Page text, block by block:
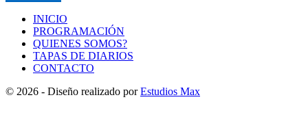
INICIO
PROGRAMACIÓN
QUIENES SOMOS?
TAPAS DE DIARIOS
CONTACTO
© 2026 - Diseño realizado porEstudios Max